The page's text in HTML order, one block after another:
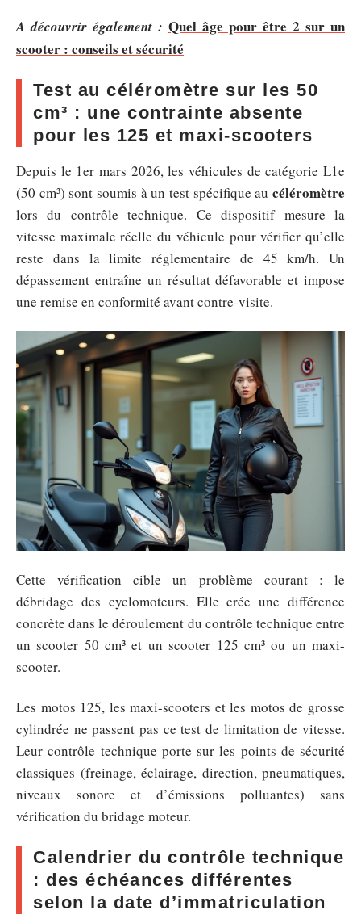
A découvrir également : Quel âge pour être 2 sur un
scooter : conseils et sécurité
Test au céléromètre sur les 50
cm³ : une contrainte absente
pour les 125 et maxi-scooters
Depuis le 1er mars 2026, les véhicules de catégorie L1e
(50 cm³) sont soumis à un test spécifique au céléromètre
lors du contrôle technique. Ce dispositif mesure la
vitesse maximale réelle du véhicule pour vérifier qu’elle
reste dans la limite réglementaire de 45 km/h. Un
dépassement entraîne un résultat défavorable et impose
une remise en conformité avant contre-visite.
Cette vérification cible un problème courant : le
débridage des cyclomoteurs. Elle crée une différence
concrète dans le déroulement du contrôle technique entre
un scooter 50 cm³ et un scooter 125 cm³ ou un maxi-
scooter.
Les motos 125, les maxi-scooters et les motos de grosse
cylindrée ne passent pas ce test de limitation de vitesse.
Leur contrôle technique porte sur les points de sécurité
classiques (freinage, éclairage, direction, pneumatiques,
niveaux sonore et d’émissions polluantes) sans
vérification du bridage moteur.
Calendrier du contrôle technique
: des échéances différentes
selon la date d’immatriculation